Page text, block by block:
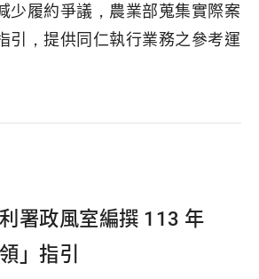
少履約爭議，農業部蒐集實際案
引，提供同仁執行業務之參考運
署政風室編撰 113 年
」指引